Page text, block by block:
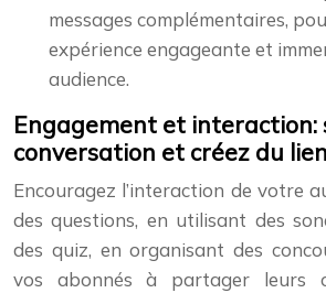
messages complémentaires,
expérience engageante et
audience.
Engagement et interaction:
conversation et créez du lien
Encouragez l’interaction de votre
des questions, en utilisant des
des quiz, en organisant des
vos abonnés à partager leurs